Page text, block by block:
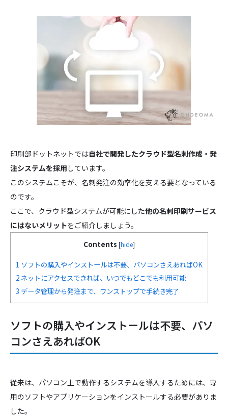
印刷部ドットネットでは自社で開発したクラウド型名刺作成・発
注システムを採用 しています。
このシステムこそが、名刺発注の効率化を支える要となっている
のです。
ここで、クラウド型システムが可能にした他の名刺印刷サービス
にはないメリットをご紹介しましょう。
Contents [hide]
1 ソフトの購入やインストールは不要、パソコンさえあればOK
2 ネットにアクセスできれば、いつでもどこでも利用可能
3 データ管理から発注まで、ワンストップで手続き完了
ソフトの購入やインストールは不要、パソ
コンさえあればOK
従来は、パソコン上で動作するシステムを導入するためには、専
用のソフトやアプリケーションをインストールする必要がありま
した。